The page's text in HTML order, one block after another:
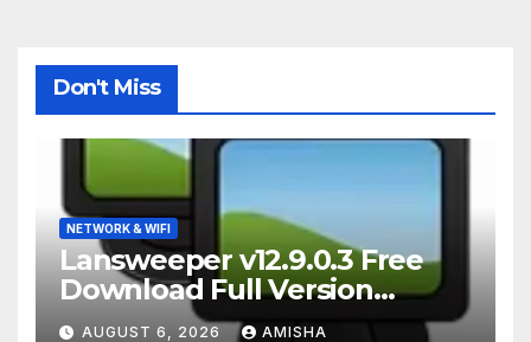
Don't Miss
NETWORK & WIFI
Lansweeper v12.9.0.3 Free
Download Full Version
Terbaru
AUGUST 6, 2026 AMISHA